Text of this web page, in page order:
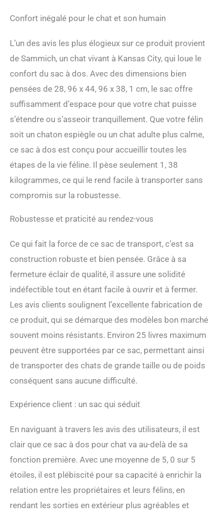
dispose d'une excellente
côtés. Le devant est équipé
de nombreux trous
respiration de votre
compagnon félin pendant le
voyage. Sac à dos pour
chat avec fenêtre à bulles :
inclus avec notre sac à dos
pour chat est une fenêtre
transparente à bulles et une
fixation d'écran amovible,
vous donnant la flexibilité
de les changer selon vos
besoins. Reconnaissant la
dos de transport pour
garantit que votre chat peut
étant enfermé en toute
sécurité. Sac de transport
multifonction pour animal
de compagnie : le sac à dos
Bubble Pet est conçu pour
transporter non seulement
votre animal de compagnie,
mais aussi tous les
accessoires de chat dont
vous pourriez avoir besoin
lors de votre voyage. Il y a
des poches latérales des
sangles de poitrine, vous
bulles pour chat de
sécurité et la sécurité des
animaux de compagnie
sont notre priorité : utilisez
le clip intégré dans le sac de
transport pour chat pour
sécuriser une laisse,
assurant que votre chat
Confort inégalé pour le chat et son humain
L’un des avis les plus élogieux sur ce produit provient
de Sammich, un chat vivant à Kansas City, qui loue le
confort du sac à dos. Avec des dimensions bien
pensées de 28, 96 x 44, 96 x 38, 1 cm, le sac offre
suffisamment d’espace pour que votre chat puisse
s’étendre ou s’asseoir tranquillement. Que votre félin
soit un chaton espiègle ou un chat adulte plus calme,
ce sac à dos est conçu pour accueillir toutes les
étapes de la vie féline. Il pèse seulement 1, 38
kilogrammes, ce qui le rend facile à transporter sans
compromis sur la robustesse.
Robustesse et praticité au rendez-vous
Ce qui fait la force de ce sac de transport, c’est sa
construction robuste et bien pensée. Grâce à sa
fermeture éclair de qualité, il assure une solidité
indéfectible tout en étant facile à ouvrir et à fermer.
Les avis clients soulignent l’excellente fabrication de
ce produit, qui se démarque des modèles bon marché
souvent moins résistants. Environ 25 livres maximum
peuvent être supportées par ce sac, permettant ainsi
de transporter des chats de grande taille ou de poids
conséquent sans aucune difficulté.
Expérience client : un sac qui séduit
En naviguant à travers les avis des utilisateurs, il est
clair que ce sac à dos pour chat va au-delà de sa
fonction première. Avec une moyenne de 5, 0 sur 5
étoiles, il est plébiscité pour sa capacité à enrichir la
relation entre les propriétaires et leurs félins, en
rendant les sorties en extérieur plus agréables et